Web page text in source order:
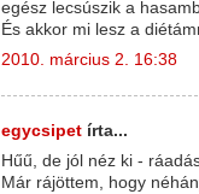
egész lecsúszik a
És akkor mi lesz a
2010. március 2. 16:38
egycsipet írta...
Hűű, de jól néz ki -
Már rájöttem, hogy